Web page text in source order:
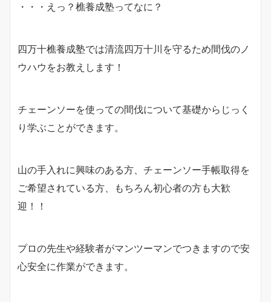
・・・えっ？樵養成塾ってなに？
四万十樵養成塾では清流四万十川を守るため間伐のノ
ウハウをお教えします！
チェーンソーを使っての間伐について基礎からじっく
り学ぶことができます。
山の手入れに興味のある方、チェーンソー手帳取得を
ご希望されている方、もちろん初心者の方も大歓
迎！！
プロの先生や経験者がマンツーマンでつきますので安
心安全に作業ができます。